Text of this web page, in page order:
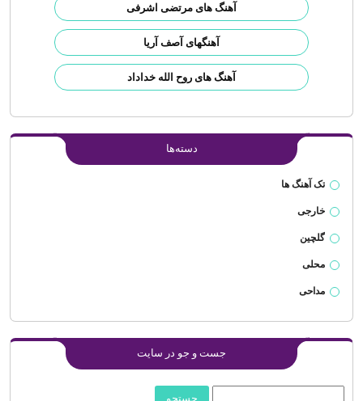
آهنگ های مرتضی اشرفی
آهنگهای آصف آریا
آهنگ های روح الله خداداد
دسته‌ها
تک آهنگ ها
خارجی
گلچین
محلی
مداحی
جست و جو در سایت